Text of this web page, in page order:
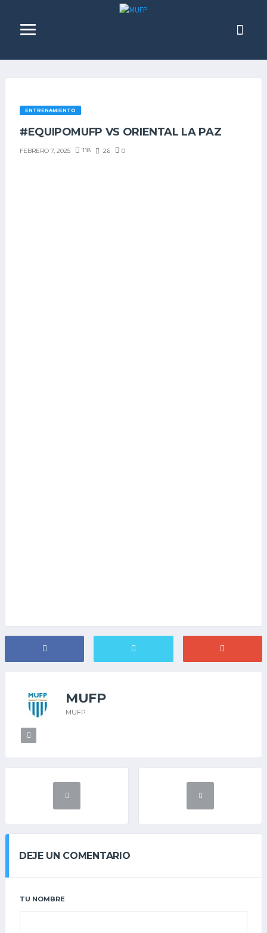
ENTRENAMIENTO
#EQUIPOMUFP VS ORIENTAL LA PAZ
FEBRERO 7, 2025 118 26 0
MUFP
MUFP
DEJE UN COMENTARIO
TU NOMBRE